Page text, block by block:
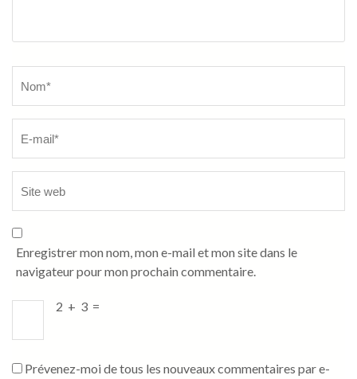
Enregistrer mon nom, mon e-mail et mon site dans le
navigateur pour mon prochain commentaire.
2 + 3 =
Prévenez-moi de tous les nouveaux commentaires par e-